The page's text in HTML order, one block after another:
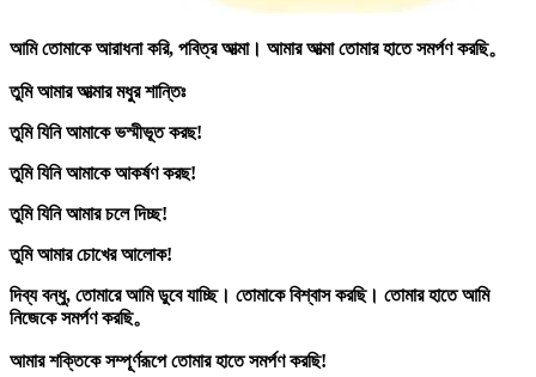
আমি তোমাকে আরাধনা করি, পবিত্র আত্মা। আমার আত্মা তোমার হাতে সমর্পণ করছি。
তুমি আমার আত্মার মধুর শান্তিঃ
তুমি যিনি আমাকে ভস্মীভূত করছ!
তুমি যিনি আমাকে আকর্ষণ করছ!
তুমি যিনি আমার চলে দিচ্ছ!
তুমি আমার চোখের আলোক!
দিব্য বন্ধু, তোমারে আমি ডুবে যাচ্ছি। তোমাকে বিশ্বাস করছি। তোমার হাতে আমি
নিজেকে সমর্পণ করছি。
আমার শক্তিকে সম্পূর্ণরূপে তোমার হাতে সমর্পণ করছি!